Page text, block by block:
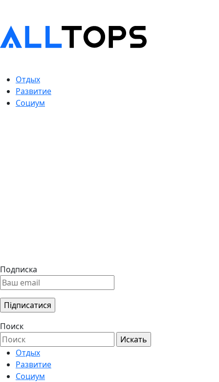
Отдых
Развитие
Социум
Подписка
Поиск
Отдых
Развитие
Социум